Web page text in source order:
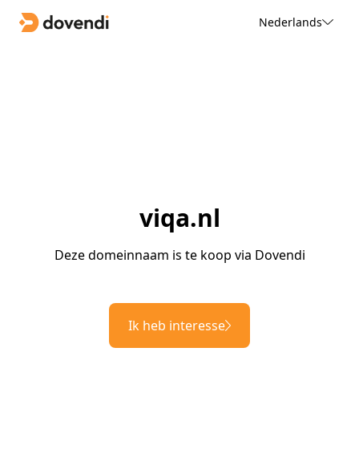
Nederlands
viqa.nl
Deze domeinnaam is te koop via Dovendi
Ik heb interesse